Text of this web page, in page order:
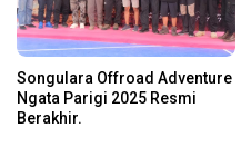
Songulara Offroad Adventure
Ngata Parigi 2025 Resmi
Berakhir.